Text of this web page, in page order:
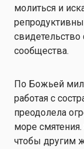
молиться и
свидетельство
сообщества.
По Божьей
работая с
преодолела
море смятения.
чтобы другим